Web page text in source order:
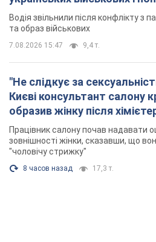
розгорівся скандал. Фото
зовнішності жінки, сказавши, що
"чоловічу стрижку"
8 часов назад 17,3 т.